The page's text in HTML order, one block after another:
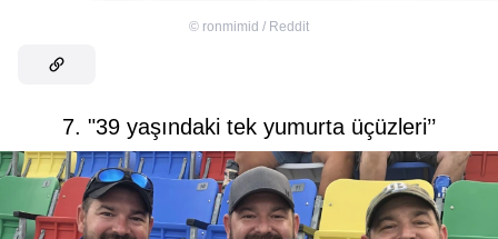
© ronmimid / Reddit
7. "39 yaşındaki tek yumurta üçüzleri’’